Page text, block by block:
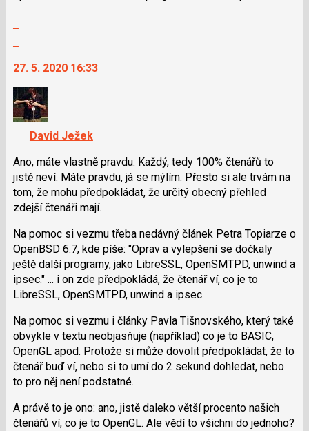
další
nový
názor.
K
navigaci
lze
použít
i
klávesy
N
následující
a
P
pro
předchozí
názor
27. 5. 2020 16:33
David Ježek
Ano, máte vlastně pravdu. Každý, tedy 100% čtenářů to
jistě neví. Máte pravdu, já se mýlím. Přesto si ale trvám na
tom, že mohu předpokládat, že určitý obecný přehled
zdejší čtenáři mají.
Na pomoc si vezmu třeba nedávný článek Petra Topiarze o
OpenBSD 6.7, kde píše: "Oprav a vylepšení se dočkaly
ještě další programy, jako LibreSSL, OpenSMTPD, unwind a
ipsec." ... i on zde předpokládá, že čtenář ví, co je to
LibreSSL, OpenSMTPD, unwind a ipsec.
Na pomoc si vezmu i články Pavla Tišnovského, který také
obvykle v textu neobjasňuje (například) co je to BASIC,
OpenGL apod. Protože si může dovolit předpokládat, že to
čtenář buď ví, nebo si to umí do 2 sekund dohledat, nebo
to pro něj není podstatné.
A právě to je ono: ano, jistě daleko větší procento našich
čtenářů ví, co je to OpenGL. Ale vědí to všichni do jednoho?